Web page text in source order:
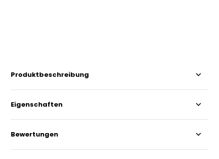
Produktbeschreibung
Eigenschaften
Bewertungen